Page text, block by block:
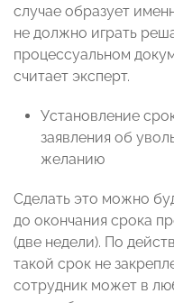
случае образует
не должно играть
процессуальном
считает эксперт.
Установление
заявления об
желанию
Сделать это можно
до окончания срока
(две недели). По
такой срок не
сотрудник может в